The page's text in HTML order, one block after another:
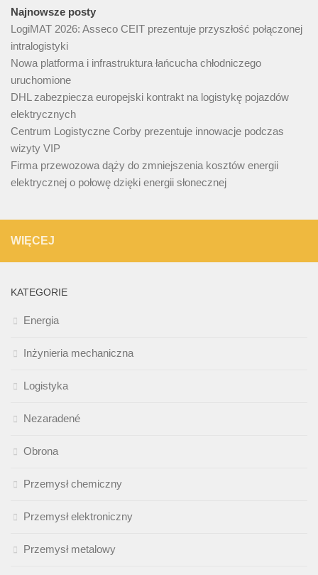
Najnowsze posty
LogiMAT 2026: Asseco CEIT prezentuje przyszłość połączonej
intralogistyki
Nowa platforma i infrastruktura łańcucha chłodniczego
uruchomione
DHL zabezpiecza europejski kontrakt na logistykę pojazdów
elektrycznych
Centrum Logistyczne Corby prezentuje innowacje podczas
wizyty VIP
Firma przewozowa dąży do zmniejszenia kosztów energii
elektrycznej o połowę dzięki energii słonecznej
WIĘCEJ
KATEGORIE
Energia
Inżynieria mechaniczna
Logistyka
Nezaradené
Obrona
Przemysł chemiczny
Przemysł elektroniczny
Przemysł metalowy